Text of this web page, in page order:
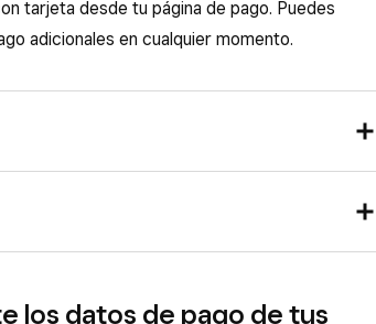
tarjeta desde tu página de pago. Puedes
adicionales en cualquier momento.
a tus clientes de forma rápida y sencilla
de Square y ve a Ventas en línea>Páginas
tarjetas regalo.
los datos de pago de tus